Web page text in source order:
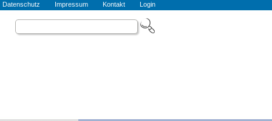
Datenschutz Impressum Kontakt Login